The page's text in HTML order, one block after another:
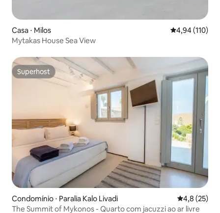
Casa ⋅ Milos 4,94 de uma
4,94 (110)
Mytakas House Sea View
Superhost
Superhost
Condomínio ⋅ Paralia Kalo Livadi 4,8 de uma
4,8 (25)
The Summit of Mykonos - Quarto com jacuzzi ao ar livre